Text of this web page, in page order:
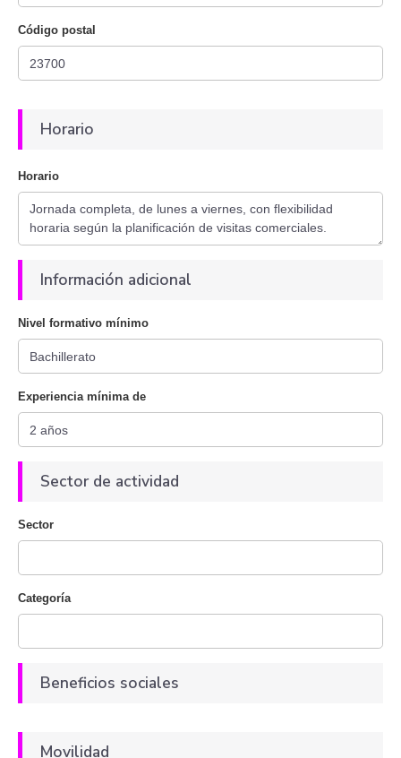
Código postal
Horario
Horario
Información adicional
Nivel formativo mínimo
Experiencia mínima de
Sector de actividad
Sector
Categoría
Beneficios sociales
Movilidad